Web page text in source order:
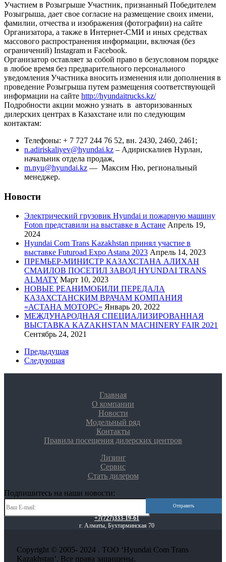
Участием в Розыгрыше Участник, признанный Победителем
Розыгрыша, дает свое согласие на размещение своих имени,
фамилии, отчества и изображения (фотографии) на сайте
Организатора, а также в Интернет-СМИ и иных средствах
массового распространения информации, включая (без
ограничений) Instagram и Facebook.
Организатор оставляет за собой право в безусловном порядке
в любое время без предварительного персонального
уведомления Участника вносить изменения или дополнения в
проведение Розыгрыша путем размещения соответствующей
информации на сайте http://hyundaitrucks.kz/
Подробности акции можно узнать в авторизованных
дилерских центрах в Казахстане или по следующим
контактам:
Телефоны: + 7 727 244 76 52, вн. 2430, 2460, 2461;
n.adiriskaliyev@hyundai.kz – Адирискалиев Нурлан,
начальник отдела продаж,
m.nyu@hyundai.kz — Максим Ню, региональный
менеджер.
Новости
Электрический грузовик Hyundai и пожарную машину
Foton представили на выставке в Астане Апрель 19,
2024
Hyundai Com Trans Kazakhstan принял участие в
выставке Futuroad Expo Astana 2023 Апрель 14, 2023
ПРЕМЬЕР-МИНИСТР КАЗАХСТАНА АЛИХАН
СМАИЛОВ ПОСЕТИЛ ЗАВОД HYUNDAI TRANS
ALMATY Март 10, 2023
НОВЫЕ РЕАНИМОБИЛИ ПЕРЕДАЛА
КАЗАХСТАНСКИМ ВРАЧАМ КОМПАНИЯ
«АСТАНА МОТОРС» Январь 20, 2022
МЕЖДУНАРОДНАЯ СПЕЦИАЛИЗИРОВАННАЯ
ВЫСТАВКА KAZAKHSTAN MACHINERY FAIR 2021
Сентябрь 24, 2021
Предыдущая
Следующая
Главная
О компании
Новости
Модельный ряд
Контакты
Правила посещения дилерских центров
Лизинг
Сервис
Стать дилером
Подпишитесь на наши новости:
+7(727)333-19-61
г. Алматы, Бухтарминская 70
Copyright © 2005- 2024 . ТОО ‘Hyundai Com Trans
Kazakhstan’. Все права защищены.